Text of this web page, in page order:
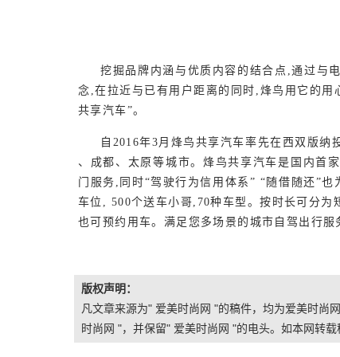
挖掘品牌内涵与优质内容的结合点,通过与
念,在拉近与已有用户距离的同时,烽鸟用它的用
共享汽车”。
自 2016年3月烽鸟共享汽车率先在西双版纳
、成都、太原等城市。烽鸟共享汽车是国内首
门服务,同时“驾驶行为信用体系” “随借随还”
车位, 500个送车小哥,70种车型 。按时长可分为
也可预约用车。满足您多场景的城市自驾出行
版权声明：
凡文章来源为" 爱美时尚网 "的稿件，均为爱美时尚
时尚网 "，并保留" 爱美时尚网 "的电头。如本网转